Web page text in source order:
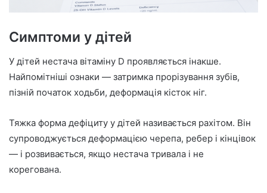
Симптоми у дітей
У дітей нестача вітаміну D проявляється інакше.
Найпомітніші ознаки — затримка прорізування зубів,
пізній початок ходьби, деформація кісток ніг.
Тяжка форма дефіциту у дітей називається рахітом. Він
супроводжується деформацією черепа, ребер і кінцівок
— і розвивається, якщо нестача тривала і не
корегована.